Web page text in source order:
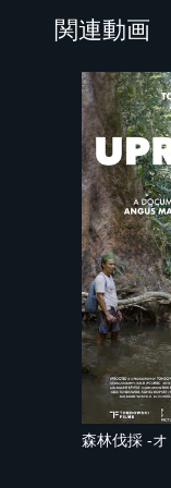
関連動画
森林伐採 -